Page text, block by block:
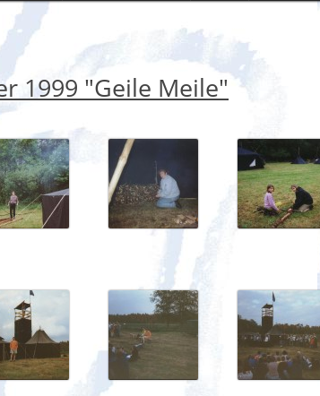
1999 "Geile Meile"